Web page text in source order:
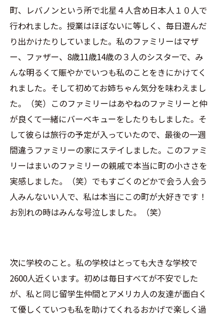
町、レバノンという所で北星４人含め日本人１０人で
行われました。授業はほぼないに等しく、毎日遊んだ
り出かけたりしていました。私のファミリーはマザ
ー、ファザー、8歳11歳14歳の３人のシスターで、み
んな明るくて賑やかでいつも私のことをきにかけてく
れました。そして初めてお姉ちゃん気分を味わえまし
た。（笑）このファミリーはあやねのファミリーと仲
が良くて一緒にバーベキューをしたりもしました。そ
して彼らは旅行の予定が入っていたので、最後の一週
間違うファミリーの家にステイしました。このファミ
リーはまいのファミリーの親戚で本当に町の小ささを
実感しました。（笑）でもすごくのどかで会う人会う
人みんないい人で、私は本当にこの町が大好きです！
お別れの時はみんな号泣しました。（笑）
次に学校のこと。私の学校はとっても大きな学校で
2600人近くいます。初めは毎日すべてが不安でした
が、私と同じ留学生仲間とアメリカ人の友達が面白く
て優しくていつも私を助けてくれるおかげで楽しく過